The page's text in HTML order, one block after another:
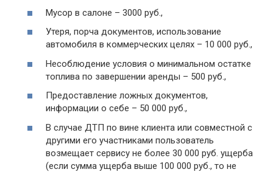
Мусор в салоне – 3000 руб.,
Утеря, порча документов, использование
автомобиля в коммерческих целях – 10 000 руб.,
Несоблюдение условия о минимальном остатке
топлива по завершении аренды – 500 руб.,
Предоставление ложных документов,
информации о себе – 50 000 руб.,
В случае ДТП по вине клиента или совместной с
другими его участниками пользователь
возмещает сервису не более 30 000 руб. ущерба
(если сумма ущерба выше 100 000 руб., то не